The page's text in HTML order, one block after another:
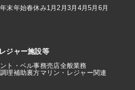
年末年始春休み1月2月3月 4月5月 6月
ジャー施設等
ト・ベル事務売店全般業務
理補助裏方マリン・レジャー関連